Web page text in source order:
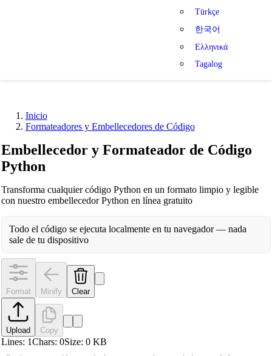
Türkçe
한국어
Ελληνικά
Tagalog
Inicio
Formateadores y Embellecedores de Código
Embellecedor y Formateador de Código
Python
Transforma cualquier código Python en un formato limpio y legible
con nuestro embellecedor Python en línea gratuito
Todo el código se ejecuta localmente en tu navegador — nada
sale de tu dispositivo
Format Minify Clear
Upload Copy
Lines: 1Chars: 0Size: 0KB